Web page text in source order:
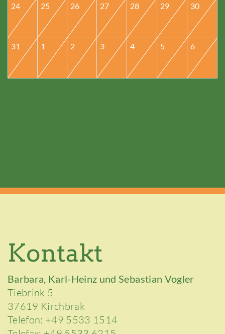
24 25 26 27 28 29 30
31 1 2 3 4 5 6
Kontakt
Barbara, Karl-Heinz und Sebastian Vogler
Tiebrink 5
37619 Kirchbrak
Telefon: +49 5533 1514